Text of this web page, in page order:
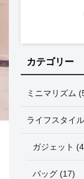
カテゴリー
ミニマリズム
ライフスタイ
ガジェット
バッグ (17)